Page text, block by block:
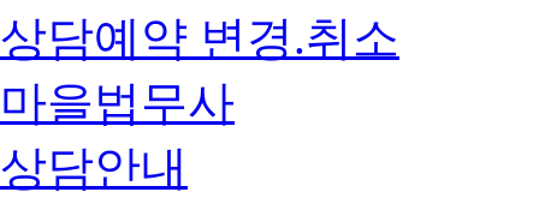
상담예약 변경.취소
마을법무사
상담안내